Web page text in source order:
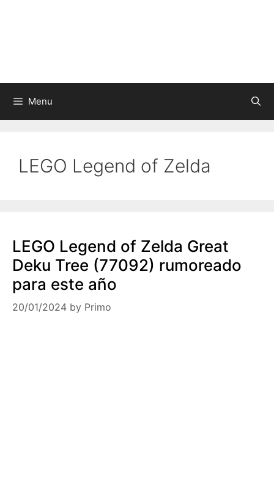
Menu
LEGO Legend of Zelda
LEGO Legend of Zelda Great
Deku Tree (77092) rumoreado
para este año
20/01/2024 by Primo